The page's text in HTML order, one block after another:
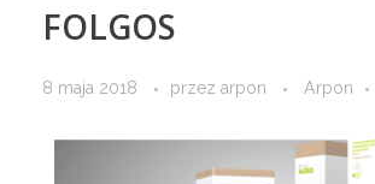
Rury i kanalizacja
FOLGOS
8 maja 2018 przez arpon Arpon